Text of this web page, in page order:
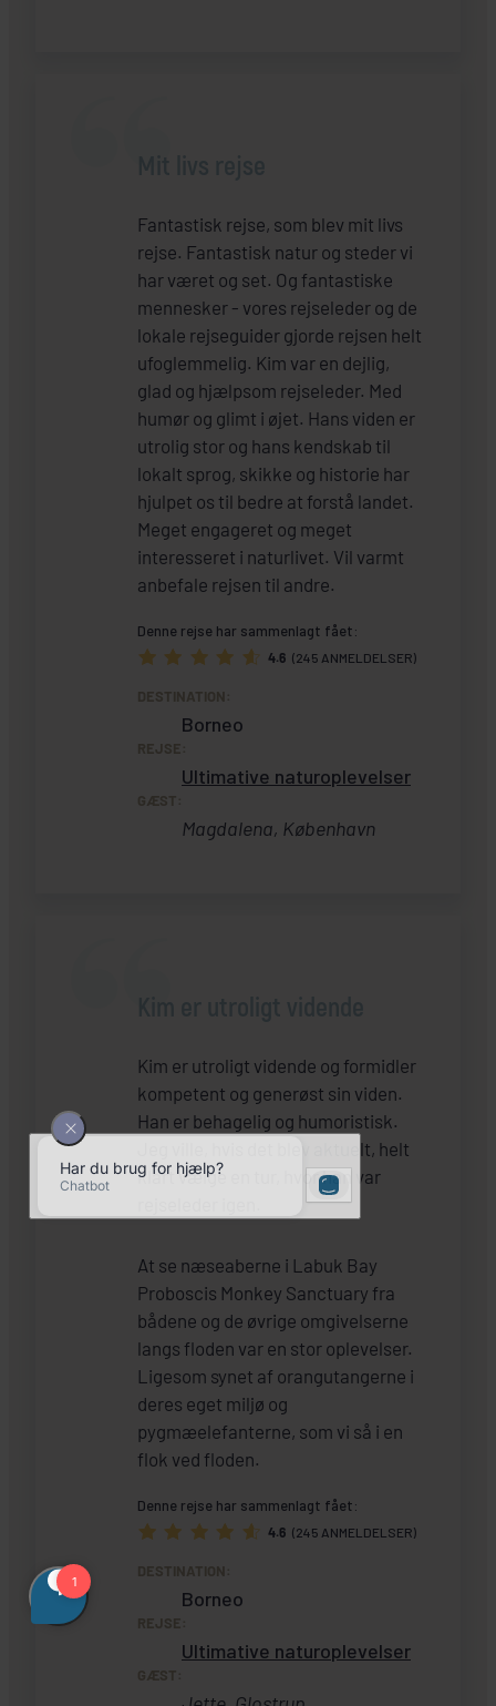
Fantastisk rejse, som blev mit livs
rejse. Fantastisk natur og steder vi
har været og set. Og fantastiske
mennesker - vores rejseleder og de
lokale rejseguider gjorde rejsen helt
ufoglemmelig. Kim var en dejlig,
glad og hjælpsom rejseleder. Med
humør og glimt i øjet. Hans viden er
utrolig stor og hans kendskab til
lokalt sprog, skikke og historie har
hjulpet os til bedre at forstå landet.
Meget engageret og meget
interesseret i naturlivet. Vil varmt
anbefale rejsen til andre.
Denne rejse har sammenlagt fået:
4.6 (245 ANMELDELSER)
DESTINATION:
Borneo
REJSE:
Ultimative naturoplevelser
GÆST:
Magdalena, København
Kim er utroligt vidende og formidler
kompetent og generøst sin viden.
Han er behagelig og humoristisk.
Jeg ville, hvis det blev aktuelt, helt
klart vælge en tur, hvor han var
At se næseaberne i Labuk Bay
Proboscis Monkey Sanctuary fra
bådene og de øvrige omgivelserne
langs floden var en stor oplevelser.
Ligesom synet af orangutangerne i
deres eget miljø og
pygmæelefanterne, som vi så i en
flok ved floden.
Denne rejse har sammenlagt fået:
4.6 (245 ANMELDELSER)
DESTINATION:
Borneo
REJSE:
Ultimative naturoplevelser
GÆST: